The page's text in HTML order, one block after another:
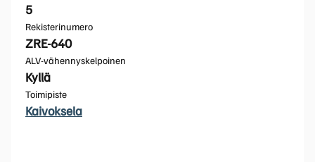
5
Rekisterinumero
ZRE-640
ALV-vähennyskelpoinen
Kyllä
Toimipiste
Kaivoksela